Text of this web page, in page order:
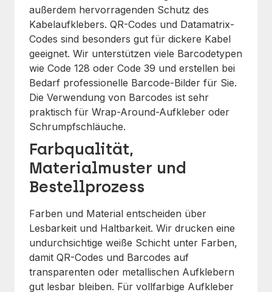
außerdem hervorragenden Schutz des
Kabelaufklebers. QR-Codes und Datamatrix-
Codes sind besonders gut für dickere Kabel
geeignet. Wir unterstützen viele Barcodetypen
wie Code 128 oder Code 39 und erstellen bei
Bedarf professionelle Barcode-Bilder für Sie.
Die Verwendung von Barcodes ist sehr
praktisch für Wrap-Around-Aufkleber oder
Schrumpfschläuche.
Farbqualität,
Materialmuster und
Bestellprozess
Farben und Material entscheiden über
Lesbarkeit und Haltbarkeit. Wir drucken eine
undurchsichtige weiße Schicht unter Farben,
damit QR-Codes und Barcodes auf
transparenten oder metallischen Aufklebern
gut lesbar bleiben. Für vollfarbige Aufkleber